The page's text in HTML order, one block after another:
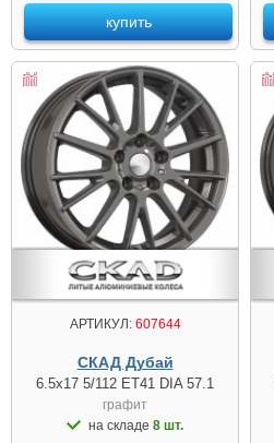
купить
АРТИКУЛ:607644
СКАД Дубай
6.5x17 5/112 ET41 DIA 57.1
графит
на складе 8 шт.